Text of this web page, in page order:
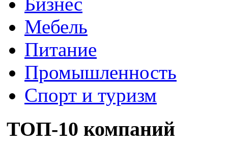
Мебель
Питание
Промышленность
Спорт и туризм
ТОП-10 компаний